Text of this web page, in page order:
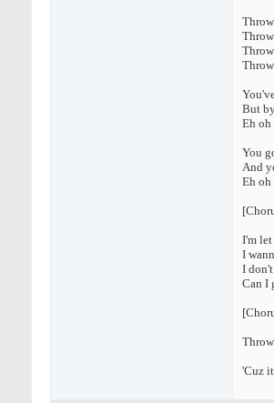
But
Eh oh
You
And
Eh oh
I'm let
I
I
Can I
'Cuz